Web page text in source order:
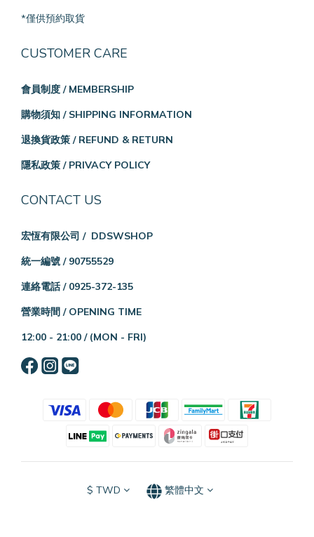
*僅供預約取貨
CUSTOMER CARE
會員制度 / MEMBERSHIP
購物須知 / SHIPPING INFORMATION
退換貨政策 / REFUND & RETURN
隱私政策 / PRIVACY POLICY
CONTACT US
宏恆有限公司 / DDSWSHOP
統一編號 / 90755529
連絡電話 / 0925-372-135
營業時間 / OPENING TIME
12:00 - 21:00 / (MON - FRI)
$ TWD 繁體中文